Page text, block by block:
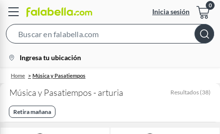
Inicia sesión
Bar
location-
icon
Ingresa tu ubicación
Home Música y Pasatiempos
Música y Pasatiempos - arturia Resultados (38)
Retira mañana